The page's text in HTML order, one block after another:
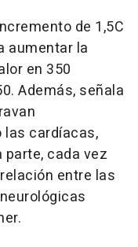
de 1,5C
aumentar la
en 350
Además, señala
cardíacas,
cada vez
entre las